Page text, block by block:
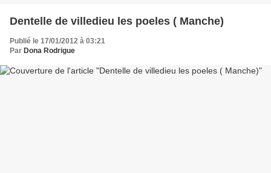
Dentelle de villedieu les poeles ( Manche)
Publié le 17/01/2012 à 03:21
Par Dona Rodrigue